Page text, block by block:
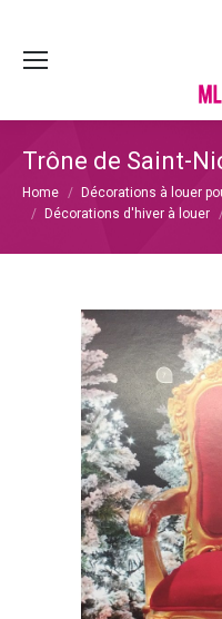
Trône de Saint-
Je bent hier:
Home
Décorations à louer
Décorations d'hiver à louer